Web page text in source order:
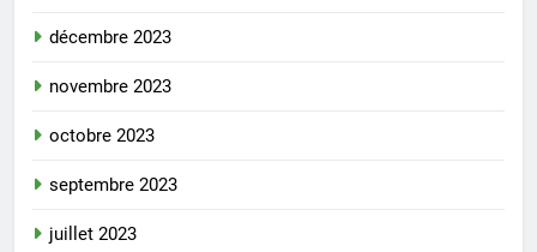
décembre 2023
novembre 2023
octobre 2023
septembre 2023
juillet 2023